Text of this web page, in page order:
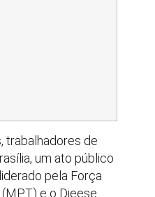
trabalhadores de
um ato público
pela Força
e o Dieese.